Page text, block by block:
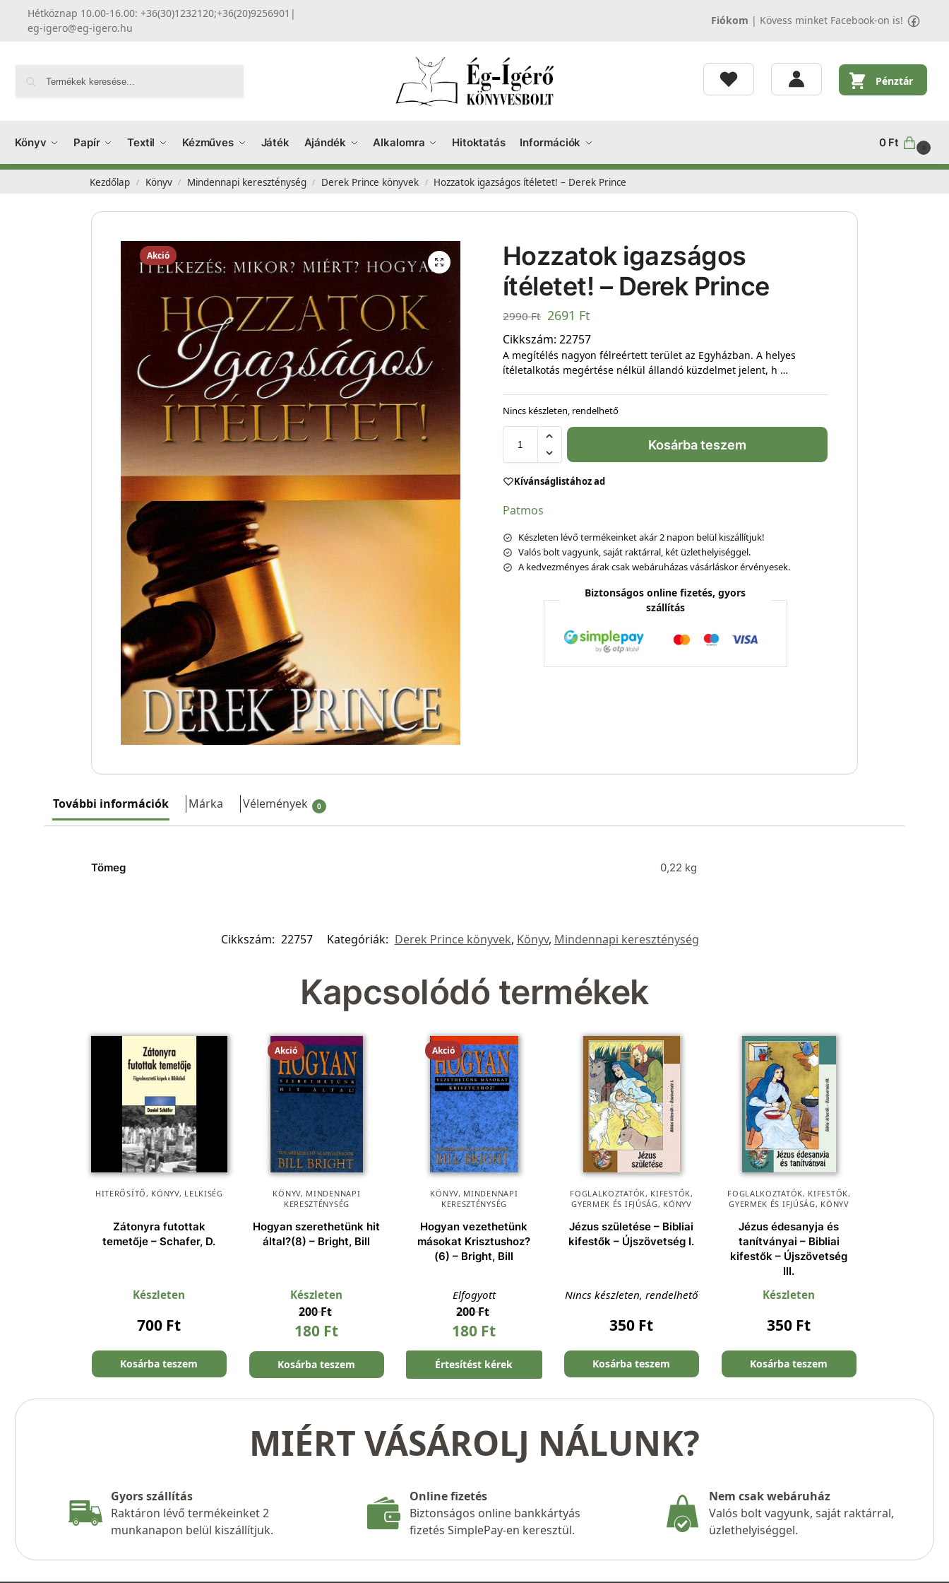
Hétköznap 10.00-16.00: +36(30)1232120;+36(20)9256901 |
eg-igero@eg-igero.hu
Fiókom | Kövess minket Facebook-on is!
Pénztár
Könyv Papír Textil Kézműves Játék Ajándék Alkalomra Hitoktatás Információk 0 Ft 0
Kezdőlap / Könyv / Mindennapi kereszténység / Derek Prince könyvek / Hozzatok igazságos ítéletet! – Derek Prince
Akció
Hozzatok igazságos
ítéletet! – Derek Prince
2990Ft 2691 Ft
Cikkszám: 22757
A megítélés nagyon félreértett terület az Egyházban. A helyes
ítéletalkotás megértése nélkül állandó küzdelmet jelent, h …
Nincs készleten, rendelhető
Kosárba teszem
Kívánságlistához ad
Patmos
Készleten lévő termékeinket akár 2 napon belül kiszállítjuk!
Valós bolt vagyunk, saját raktárral, két üzlethelyiséggel.
A kedvezményes árak csak webáruházas vásárláskor érvényesek.
Biztonságos online fizetés, gyors
szállítás
További információk Márka Vélemények 0
Tömeg 0,22 kg
Cikkszám: 22757 Kategóriák: Derek Prince könyvek, Könyv, Mindennapi kereszténység
Kapcsolódó termékek
HITERŐSÍTŐ, KÖNYV, LELKISÉG
Zátonyra futottak
temetője – Schafer, D.
Készleten
700 Ft
Kosárba teszem
Akció
KÖNYV, MINDENNAPI
KERESZTÉNYSÉG
Hogyan szerethetünk hit
által?(8) – Bright, Bill
Készleten
200Ft
180 Ft
Kosárba teszem
Akció
KÖNYV, MINDENNAPI
KERESZTÉNYSÉG
Hogyan vezethetünk
másokat Krisztushoz?
(6) – Bright, Bill
Elfogyott
200Ft
180 Ft
Értesítést kérek
FOGLALKOZTATÓK, KIFESTŐK,
GYERMEK ÉS IFJÚSÁG, KÖNYV
Jézus születése – Bibliai
kifestők – Újszövetség I.
Nincs készleten, rendelhető
350 Ft
Kosárba teszem
FOGLALKOZTATÓK, KIFESTŐK,
GYERMEK ÉS IFJÚSÁG, KÖNYV
Jézus édesanyja és
tanítványai – Bibliai
kifestők – Újszövetség
III.
Készleten
350 Ft
Kosárba teszem
MIÉRT VÁSÁROLJ NÁLUNK?
Gyors szállítás
Raktáron lévő termékeinket 2
munkanapon belül kiszállítjuk.
Online fizetés
Biztonságos online bankkártyás
fizetés SimplePay-en keresztül.
Nem csak webáruház
Valós bolt vagyunk, saját raktárral,
üzlethelyiséggel.